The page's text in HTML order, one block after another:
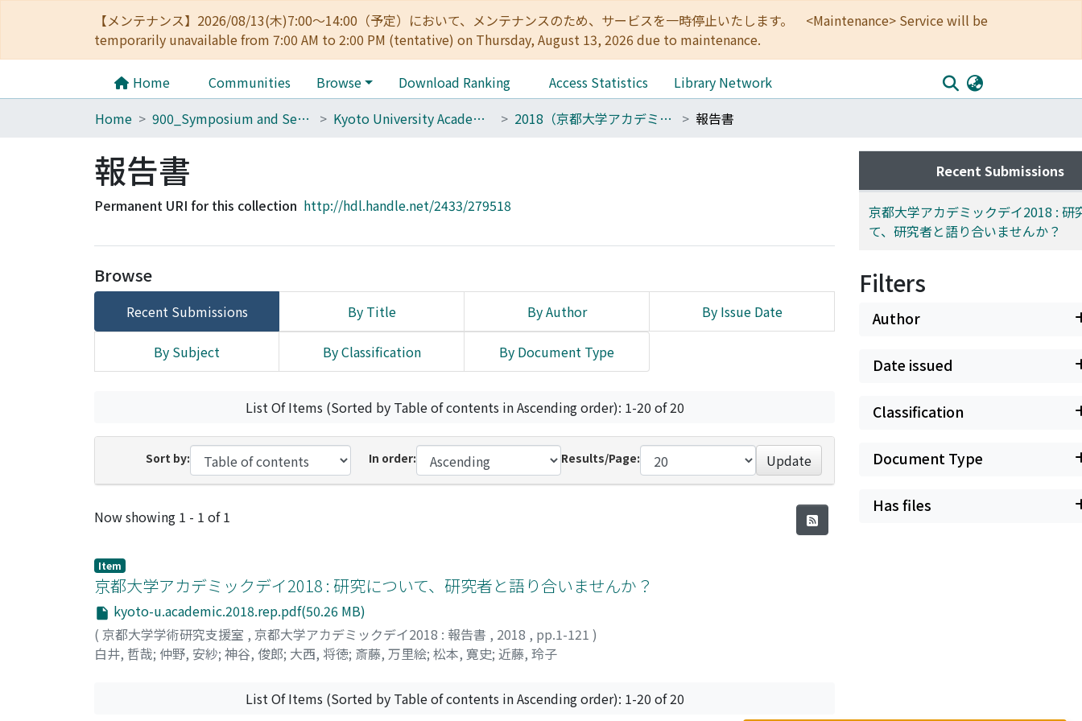
【メンテナンス】2026/08/13(木)7:00～14:00（予定）において、メンテナンスのため、サービスを一時停止いたします。 <Maintenance> Service will be
temporarily unavailable from 7:00 AM to 2:00 PM (tentative) on Thursday, August 13, 2026 due to maintenance.
Home Communities Browse Download Ranking Access Statistics
Library Network
Home
900_Symposium and Seminar in Kyoto University Kyoto University Academic Day 2018（京都大学アカデミックデイ2018） 報告書
報告書
Permanent URI for this collection http://hdl.handle.net/2433/279518
Browse
Recent Submissions By Title By Author By Issue Date
By Subject By Classification By Document Type
List Of Items (Sorted by Table of contents in Ascending order): 1-20 of 20
Sort by: In order: Results/Page: Update
Recent Submissions
Now showing 1 - 1 of 1
Item
京都大学アカデミックデイ2018 : 研究について、研究者と語り合いませんか？
kyoto-u.academic.2018.rep.pdf(50.26 MB)
( 京都大学学術研究支援室 , 京都大学アカデミックデイ2018 : 報告書 , 2018 , pp.1-121 )
白井, 哲哉; 仲野, 安紗; 神谷, 俊郎; 大西, 将徳; 斎藤, 万里絵; 松本, 寛史; 近藤, 玲子
List Of Items (Sorted by Table of contents in Ascending order): 1-20 of 20
Recent Submissions
京都大学アカデミックデイ2018 : 研
て、研究者と語り合いませんか？
Filters
Author
Date issued
Classification
Document Type
Has files